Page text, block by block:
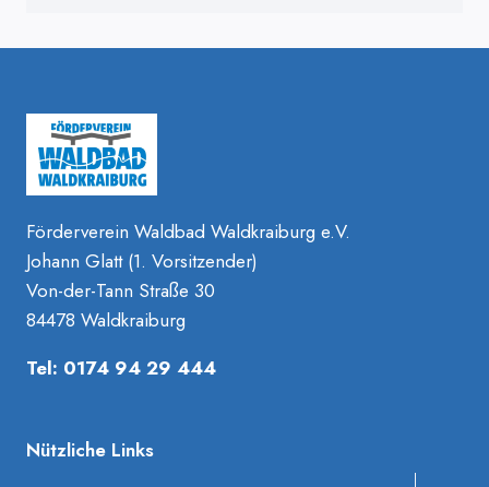
Förderverein Waldbad Waldkraiburg e.V.
Johann Glatt (1. Vorsitzender)
Von-der-Tann Straße 30
84478 Waldkraiburg
Tel: 0174 94 29 444
Nützliche Links